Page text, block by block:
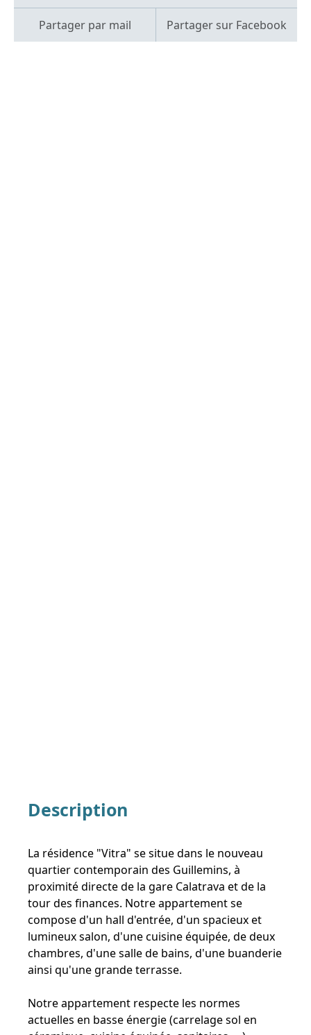
Partager par mail Partager sur Facebook
Description
La résidence "Vitra" se situe dans le nouveau
quartier contemporain des Guillemins, à
proximité directe de la gare Calatrava et de la
tour des finances. Notre appartement se
compose d'un hall d'entrée, d'un spacieux et
lumineux salon, d'une cuisine équipée, de deux
chambres, d'une salle de bains, d'une buanderie
ainsi qu'une grande terrasse.
Notre appartement respecte les normes
actuelles en basse énergie (carrelage sol en